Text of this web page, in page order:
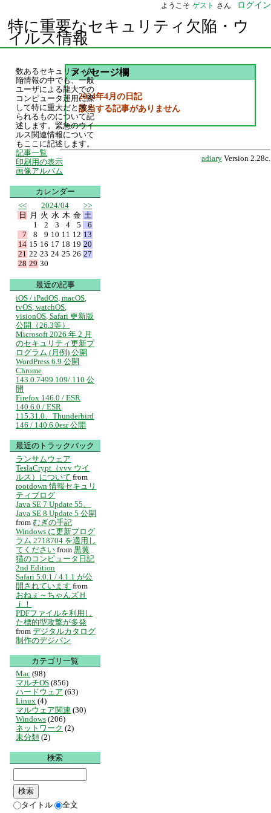
ようこそ ゲスト さん ログイン
特に重要なセキュリティ欠陥・ウ
イルス情報
メッセージ欄
2024年4月の日記
該当する記事がありません
adiary Version 2.28c.
数あるセキュリティ欠
陥情報の中でも、一般
ユーザによる龍大での
コンピュータ運用に際
して特に重大だと考え
られるものについて記
述します。緊急のウイ
ルス関連情報について
もここに記述します。
記事一覧
印刷用の表示
画像アルバム
カレンダー
<<
2024/04
>>
日
月 火 水 木 金 土
1
2 3 4 5
6
7
8 9 10 11 12 13
14 15 16 17 18 19 20
21 22 23 24 25 26 27
28 29 30
最近の記事
iOS / iPadOS, macOS,
tvOS, watchOS,
visionOS, Safari 更新版
公開（26.3等）
Microsoft 2026 年 2 月
のセキュリティ更新プ
ログラム (月例) 公開
WordPress 6.9 公開
Chrome
143.0.7499.109/.110 公
開
Firefox 146.0 / ESR
140.6.0 / ESR
115.31.0、Thunderbird
146 / 140.6.0esr 公開
最近のトラックバック
ランサムウェア
TeslaCrypt（vvv ウイ
ルス）について from
rootdown 情報セキュリ
ティブログ
Java SE 7 Update 55、
Java SE 8 Update 5 公開
from むぎの手記
Windows に更新プログ
ラム 2718704 を適用し
てください from 黒翼
猫のコンピュータ日記
2nd Edition
Safari 5.0.1 / 4.1.1 が公
開されています from
おねぇ～ちゃんズＨ
ｉ！
PDFファイルを利用し
た標的型攻撃が多発
from デジタルカタログ
制作のデジパン
カテゴリ一覧
Mac (98)
マルチOS (856)
ハードウェア (63)
Linux (4)
マルウェア関連 (30)
Windows (206)
ネットワーク (2)
未分類 (2)
検索
タイトル 全文